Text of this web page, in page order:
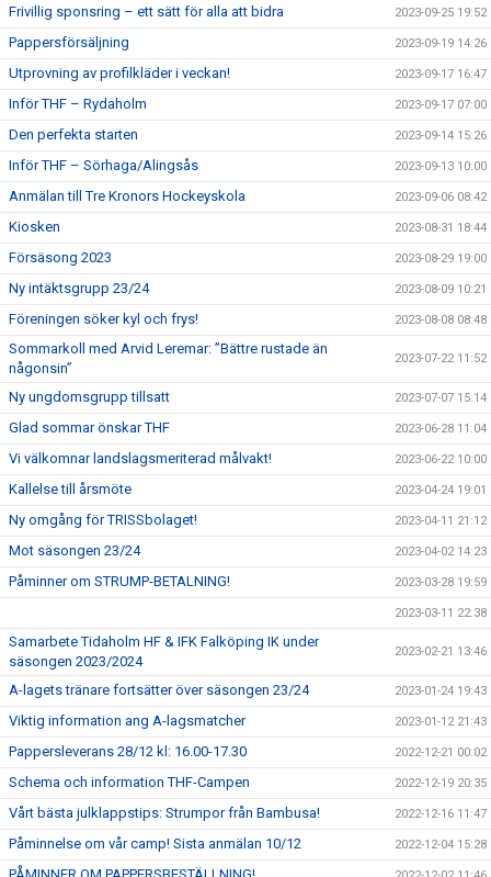
Frivillig sponsring – ett sätt för alla att bidra 2023-09-25 19:52
Pappersförsäljning 2023-09-19 14:26
Utprovning av profilkläder i veckan! 2023-09-17 16:47
Inför THF – Rydaholm 2023-09-17 07:00
Den perfekta starten 2023-09-14 15:26
Inför THF – Sörhaga/Alingsås 2023-09-13 10:00
Anmälan till Tre Kronors Hockeyskola 2023-09-06 08:42
Kiosken 2023-08-31 18:44
Försäsong 2023 2023-08-29 19:00
Ny intäktsgrupp 23/24 2023-08-09 10:21
Föreningen söker kyl och frys! 2023-08-08 08:48
Sommarkoll med Arvid Leremar: ”Bättre rustade än
någonsin”
2023-07-22 11:52
Ny ungdomsgrupp tillsatt 2023-07-07 15:14
Glad sommar önskar THF 2023-06-28 11:04
Vi välkomnar landslagsmeriterad målvakt! 2023-06-22 10:00
Kallelse till årsmöte 2023-04-24 19:01
Ny omgång för TRISSbolaget! 2023-04-11 21:12
Mot säsongen 23/24 2023-04-02 14:23
Påminner om STRUMP-BETALNING! 2023-03-28 19:59
2023-03-11 22:38
Samarbete Tidaholm HF & IFK Falköping IK under
säsongen 2023/2024
2023-02-21 13:46
A-lagets tränare fortsätter över säsongen 23/24 2023-01-24 19:43
Viktig information ang A-lagsmatcher 2023-01-12 21:43
Pappersleverans 28/12 kl: 16.00-17.30 2022-12-21 00:02
Schema och information THF-Campen 2022-12-19 20:35
Vårt bästa julklappstips: Strumpor från Bambusa! 2022-12-16 11:47
Påminnelse om vår camp! Sista anmälan 10/12 2022-12-04 15:28